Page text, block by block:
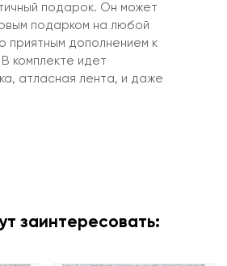
подарок. Он может
подарком на любой
приятным дополнением к
комплекте идет
атласная лента, и даже
заинтересовать: